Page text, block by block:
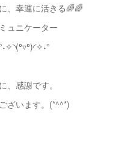
、幸運に活きる🌈🌈
ュニケーター
、感謝です。
ざいます。(*^^*)